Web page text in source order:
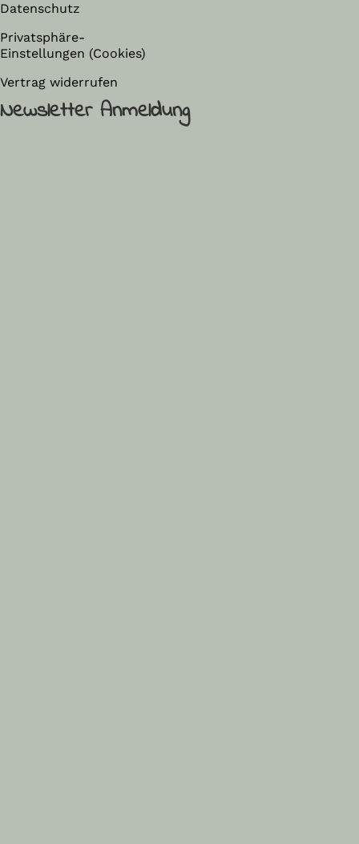
Datenschutz
Privatsphäre-
Einstellungen (Cookies)
Vertrag widerrufen
Newsletter Anmeldung